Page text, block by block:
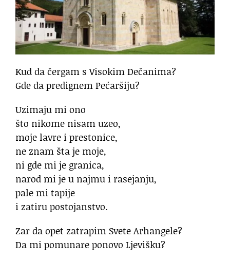
Kud da čergam s Visokim Dečanima?
Gde da predignem Pećaršiju?
Uzimaju mi ono
što nikome nisam uzeo,
moje lavre i prestonice,
ne znam šta je moje,
ni gde mi je granica,
narod mi je u najmu i rasejanju,
pale mi tapije
i zatiru postojanstvo.
Zar da opet zatrapim Svete Arhangele?
Da mi pomunare ponovo Ljevišku?